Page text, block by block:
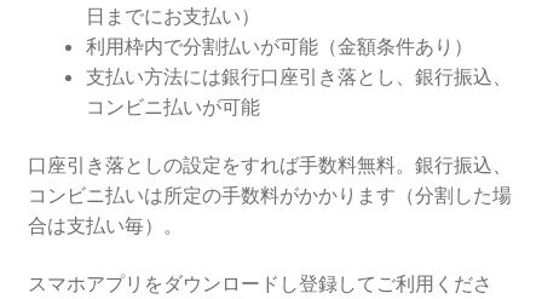
日までにお支払い）
利用枠内で分割払いが可能（金額条件あり）
支払い方法には銀行口座引き落とし、銀行振込、
コンビニ払いが可能
口座引き落としの設定をすれば手数料無料。銀行振込、
コンビニ払いは所定の手数料がかかります（分割した場
合は支払い毎）。
スマホアプリをダウンロードし登録してご利用くださ